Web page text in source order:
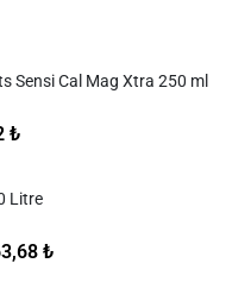
Sensi Cal Mag Xtra 250 ml
₺
Litre
₺